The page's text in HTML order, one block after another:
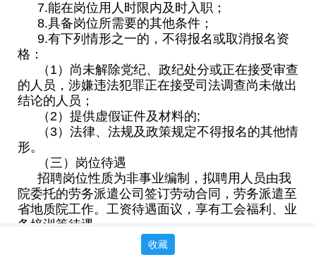
7.能在岗位用人时限内及时入职；
8.具备岗位所需要的其他条件；
9.有下列情形之一的，不得报名或取消报名资
格：
（1）尚未解除党纪、政纪处分或正在接受审查
的人员，涉嫌违法犯罪正在接受司法调查尚未做出
结论的人员；
（2）提供虚假证件及材料的;
（3）法律、法规及政策规定不得报名的其他情
形。
（三）岗位待遇
招聘岗位性质为非事业编制，拟聘用人员由我
院委托的劳务派遣公司签订劳动合同，劳务派遣至
省地质院工作。工资待遇面议，享有工会福利、业
务培训等待遇。
收藏